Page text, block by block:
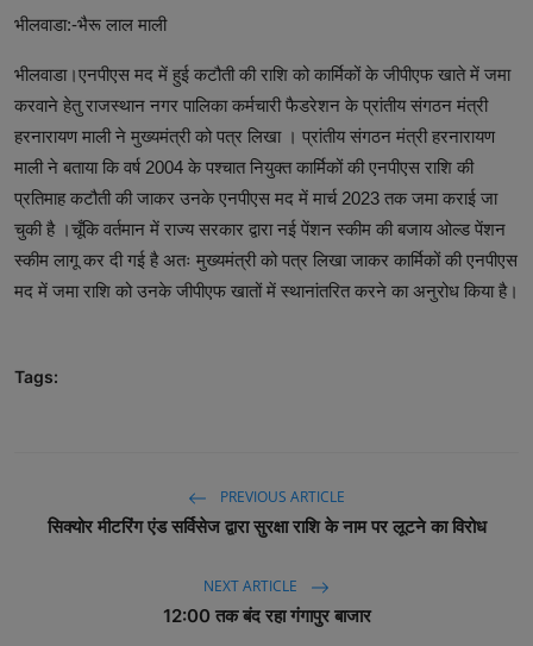
भीलवाडा:-भैरू लाल माली
भीलवाडा।एनपीएस मद में हुई कटौती की राशि को कार्मिकों के जीपीएफ खाते में जमा
करवाने हेतु राजस्थान नगर पालिका कर्मचारी फैडरेशन के प्रांतीय संगठन मंत्री
हरनारायण माली ने मुख्यमंत्री को पत्र लिखा । प्रांतीय संगठन मंत्री हरनारायण
माली ने बताया कि वर्ष 2004 के पश्चात नियुक्त कार्मिकों की एनपीएस राशि की
प्रतिमाह कटौती की जाकर उनके एनपीएस मद में मार्च 2023 तक जमा कराई जा
चुकी है ।चूँकि वर्तमान में राज्य सरकार द्वारा नई पेंशन स्कीम की बजाय ओल्ड पेंशन
स्कीम लागू कर दी गई है अतः मुख्यमंत्री को पत्र लिखा जाकर कार्मिकों की एनपीएस
मद में जमा राशि को उनके जीपीएफ खातों में स्थानांतरित करने का अनुरोध किया है।
Tags:
PREVIOUS ARTICLE
सिक्योर मीटरिंग एंड सर्विसेज द्वारा सुरक्षा राशि के नाम पर लूटने का विरोध
NEXT ARTICLE
12:00 तक बंद रहा गंगापुर बाजार